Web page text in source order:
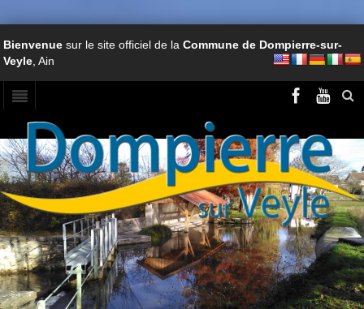
Bienvenuesur le site officiel de laCommune de Dompierre-sur-
Veyle , Ain